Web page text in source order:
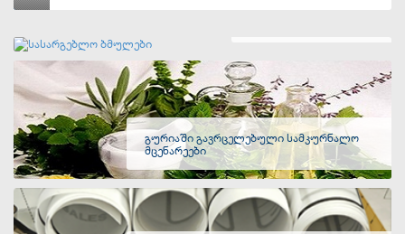
გურიაში გავრცელებული სამკურნალო
მცენარეები